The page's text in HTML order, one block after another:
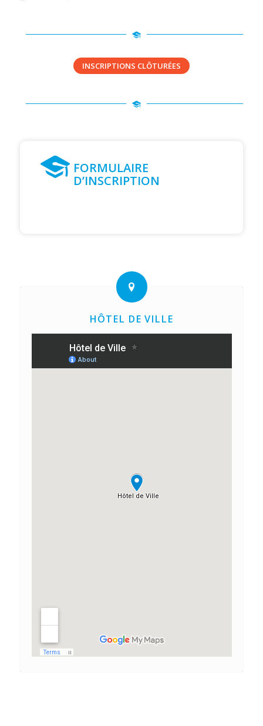
INSCRIPTIONS CLÔTURÉES
FORMULAIRE
D’INSCRIPTION
HÔTEL DE VILLE